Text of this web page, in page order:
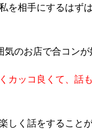
を相手にするはず
のお店で合コンが
カッコ良くて、話
しく話をすること